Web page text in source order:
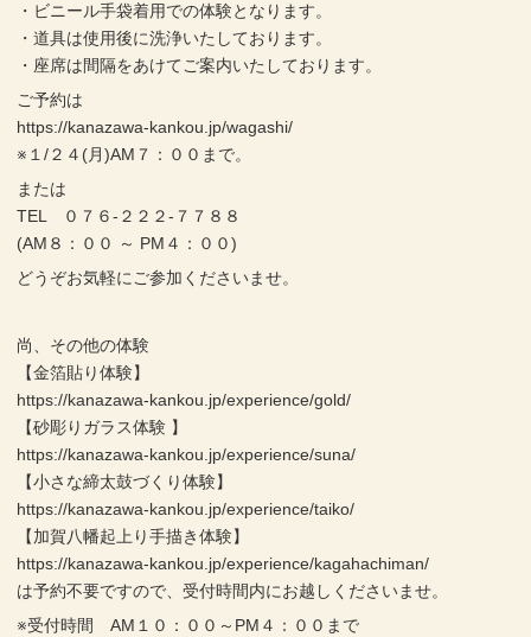
・ビニール手袋着用での体験となります。
・道具は使用後に洗浄いたしております。
・座席は間隔をあけてご案内いたしております。
ご予約は
https://kanazawa-kankou.jp/wagashi/
※１/２４(月)AM７：００まで。
または
TEL ０７６-２２２-７７８８
(AM８：００ ～ PM４：００)
どうぞお気軽にご参加くださいませ。
尚、その他の体験
【金箔貼り体験】
https://kanazawa-kankou.jp/experience/gold/
【砂彫りガラス体験 】
https://kanazawa-kankou.jp/experience/suna/
【小さな締太鼓づくり体験】
https://kanazawa-kankou.jp/experience/taiko/
【加賀八幡起上り手描き体験】
https://kanazawa-kankou.jp/experience/kagahachiman/
は予約不要ですので、受付時間内にお越しくださいませ。
※受付時間 AM１０：００～PM４：００まで